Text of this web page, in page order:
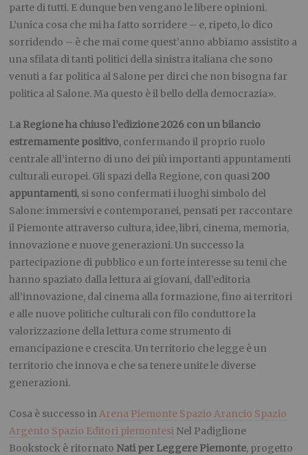
parte di tutti. E dunque ben vengano le libere opinioni.
L’unica cosa che mi ha fatto sorridere – e, ripeto, lo dico
sorridendo – è che mai come quest’anno abbiamo assistito a
una sfilata di tanti politici della sinistra italiana che sono
venuti a far politica al Salone per dirci che non bisogna far
politica al Salone. Ma questo è il bello della democrazia».
La Regione ha chiuso l’edizione 2026 con un bilancio
estremamente positivo, confermando il proprio ruolo
centrale all’interno di uno dei più importanti appuntamenti
culturali europei. Gli spazi della Regione, con quasi200
appuntamenti, si sono confermati i luoghi simbolo del
Salone: immersivi e contemporanei, pensati per raccontare
il Piemonte attraverso cultura, idee, libri, cinema, memoria,
innovazione e nuove generazioni. Un successo la
partecipazione di pubblico e un forte interesse su temi che
hanno spaziato dalla lettura ai giovani, dall’editoria
all’innovazione, dal cinema alla formazione, fino ai territori
e alle nuove politiche culturali con filo conduttore la
valorizzazione della lettura come strumento di
emancipazione e crescita. Un territorio che legge è un
territorio che innova e che sa tenere unite le diverse
generazioni.
Cosa è successo inArena Piemonte Spazio Arancio Spazio
Argento Spazio Editori piemontesi Nel Padiglione
Bookstock è ritornato Nati per Leggere Piemonte, progetto